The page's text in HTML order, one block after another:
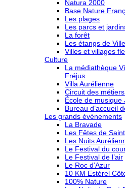
Natura 2000
Base Nature
Les plages
Les parcs et
La forêt
Les étangs de
Villes et villages
Culture
La médiathèque
Fréjus
Villa Aurélienne
Circuit des métiers
École de musique
Bureau d’accueil
Les grands événements
La Bravade
Les Fêtes de
Les Nuits
Le Festival du
Le Festival de l’air
Le Roc d’Azur
10 KM Estérel
100% Nature